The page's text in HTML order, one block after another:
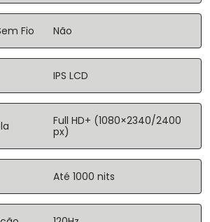
Fio Não
IPS LCD
Full HD+ (1080×2340/2400
px)
Até 1000 nits